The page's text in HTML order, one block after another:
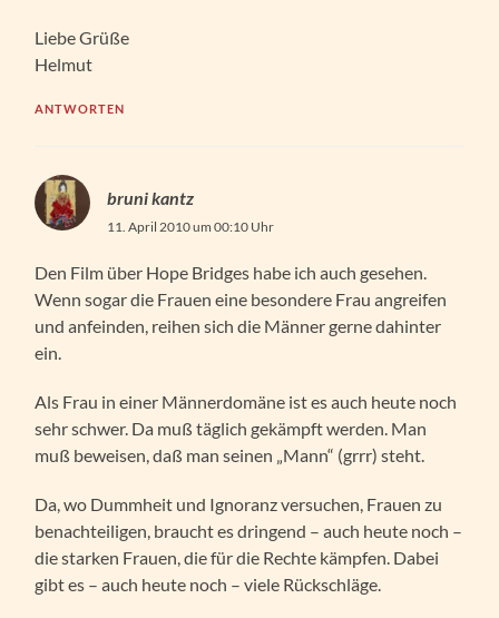
Liebe Grüße
Helmut
ANTWORTEN
bruni kantz
11. April 2010 um 00:10 Uhr
Den Film über Hope Bridges habe ich auch gesehen.
Wenn sogar die Frauen eine besondere Frau angreifen
und anfeinden, reihen sich die Männer gerne dahinter
ein.
Als Frau in einer Männerdomäne ist es auch heute noch
sehr schwer. Da muß täglich gekämpft werden. Man
muß beweisen, daß man seinen „Mann“ (grrr) steht.
Da, wo Dummheit und Ignoranz versuchen, Frauen zu
benachteiligen, braucht es dringend – auch heute noch –
die starken Frauen, die für die Rechte kämpfen. Dabei
gibt es – auch heute noch – viele Rückschläge.